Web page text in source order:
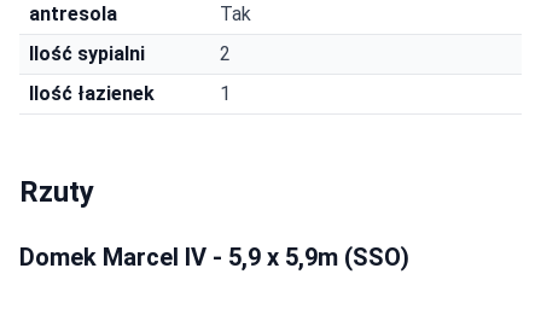
antresola
Tak
Ilość sypialni
2
Ilość łazienek
1
Rzuty
Domek Marcel IV - 5,9 x 5,9m (SSO)